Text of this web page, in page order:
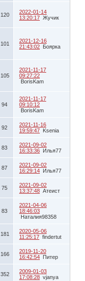
120
2022-01-14
13:20:17 Жучик
101
2021-12-16
21:43:02 Боярка
105
2021-11-17
09:27:22
BorisKam
94
2021-11-17
09:10:12
BorisKam
92
2021-11-16
19:59:47 Ksenia
83
2021-09-02
16:33:36 Илья77
87
2021-09-02
16:29:14 Илья77
75
2021-09-02
13:37:48 Атеист
83
2021-04-06
18:46:03
Наталия98358
181
2020-05-06
11:25:17 findertut
166
2019-11-20
16:42:54 Питер
352
2009-01-03
17:08:28 vjanya